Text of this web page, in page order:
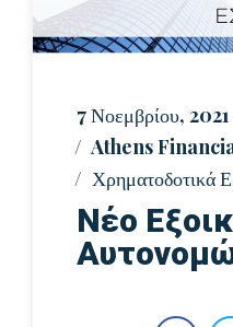
7 Νοεμβρίου, 2021
Athens
Χρηματοδοτικά
Νέο